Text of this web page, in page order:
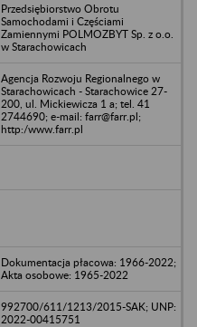
Przedsiębiorstwo Obrotu
Samochodami i Częściami
Zamiennymi POLMOZBYT Sp. z o.o.
w Starachowicach
Agencja Rozwoju Regionalnego w
Starachowicach - Starachowice 27-
200, ul. Mickiewicza 1 a; tel. 41
2744690; e-mail: farr@farr.pl;
http:/www.farr.pl
Dokumentacja płacowa: 1966-2022;
Akta osobowe: 1965-2022
992700/611/1213/2015-SAK; UNP:
2022-00415751